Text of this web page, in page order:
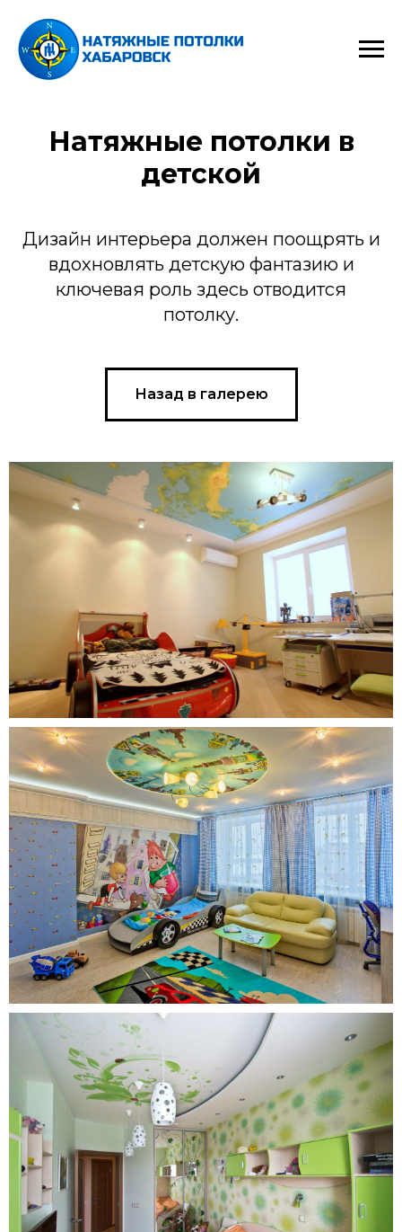
Натяжные потолки в
детской
Дизайн интерьера должен поощрять и
вдохновлять детскую фантазию и
ключевая роль здесь отводится
потолку.
Назад в галерею